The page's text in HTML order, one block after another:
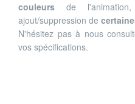
couleurs de
ajout/suppression de
N'hésitez pas à nous
vos spécifications.